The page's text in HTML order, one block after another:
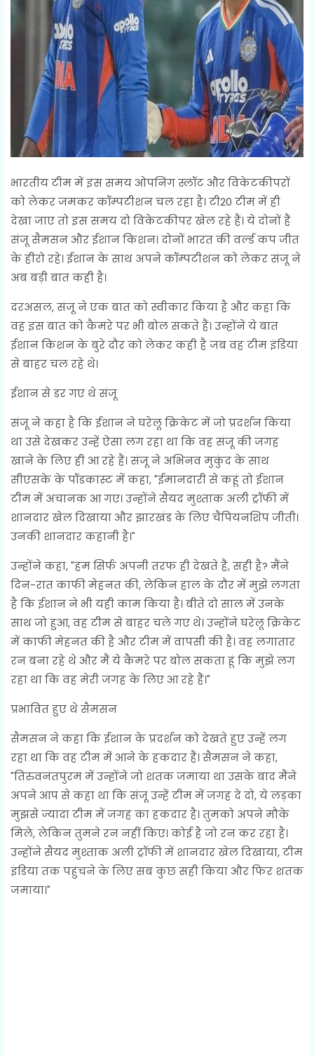
भारतीय टीम में इस समय ओपनिंग स्लॉट और विकेटकीपरों
को लेकर जमकर कॉम्पटीशन चल रहा है। टी20 टीम में ही
देखा जाए तो इस समय दो विकेटकीपर खेल रहे हैं। ये दोनों हैं
संजू सैमसन और ईशान किशन। दोनों भारत की वर्ल्ड कप जीत
के हीरो रहे। ईशान के साथ अपने कॉम्पटीशन को लेकर संजू ने
अब बड़ी बात कही है।
दरअसल, संजू ने एक बात को स्वीकार किया है और कहा कि
वह इस बात को कैमरे पर भी बोल सकते हैं। उन्होंने ये बात
ईशान किशन के बुरे दौर को लेकर कही है जब वह टीम इंडिया
से बाहर चल रहे थे।
ईशान से डर गए थे संजू
संजू ने कहा है कि ईशान ने घरेलू क्रिकेट में जो प्रदर्शन किया
था उसे देखकर उन्हें ऐसा लग रहा था कि वह संजू की जगह
खाने के लिए ही आ रहे हैं। संजू ने अभिनव मुकुंद के साथ
सीएसके के पॉडकास्ट में कहा, "ईमानदारी से कहूं तो ईशान
टीम में अचानक आ गए। उन्होंने सैयद मुश्ताक अली ट्रॉफी में
शानदार खेल दिखाया और झारखंड के लिए चैंपियनशिप जीती।
उनकी शानदार कहानी है।"
उन्होंने कहा, "हम सिर्फ अपनी तरफ ही देखते हैं, सही है? मैंने
दिन-रात काफी मेहनत की, लेकिन हाल के दौर में मुझे लगता
है कि ईशान ने भी यही काम किया है। बीते दो साल में उनके
साथ जो हुआ, वह टीम से बाहर चले गए थे। उन्होंने घरेलू क्रिकेट
में काफी मेहनत की है और टीम में वापसी की है। वह लगातार
रन बना रहे थे और मैं ये कैमरे पर बोल सकता हूं कि मुझे लग
रहा था कि वह मेरी जगह के लिए आ रहे हैं।"
प्रभावित हुए थे सैमसन
सैमसन ने कहा कि ईशान के प्रदर्शन को देखते हुए उन्हें लग
रहा था कि वह टीम में आने के हकदार हैं। सैमसन ने कहा,
"तिरुवनंतपुरम में उन्होंने जो शतक जमाया था उसके बाद मैंने
अपने आप से कहा था कि संजू उन्हें टीम में जगह दे दो, ये लड़का
मुझसे ज्यादा टीम में जगह का हकदार है। तुमको अपने मौके
मिले, लेकिन तुमने रन नहीं किए। कोई है जो रन कर रहा है।
उन्होंने सैयद मुश्ताक अली ट्रॉफी में शानदार खेल दिखाया, टीम
इंडिया तक पहुंचने के लिए सब कुछ सही किया और फिर शतक
जमाया।"